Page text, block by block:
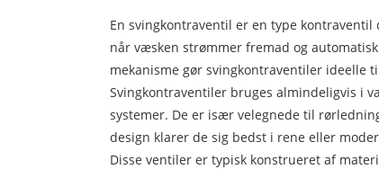
En svingkontraventil er en type
når væsken strømmer fremad og
mekanisme gør svingkontraventiler
Svingkontraventiler bruges almindeligvis i
systemer. De er især velegnede til
design klarer de sig bedst i rene eller
Disse ventiler er typisk konstrueret af